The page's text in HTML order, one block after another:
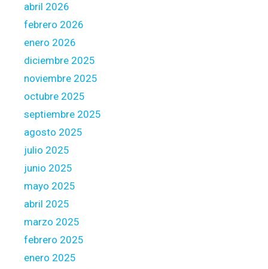
w
s
u
i
l
d
s
a
g
e
f
p
r
abril 2026
febrero 2026
enero 2026
diciembre 2025
noviembre 2025
octubre 2025
septiembre 2025
agosto 2025
julio 2025
junio 2025
mayo 2025
abril 2025
marzo 2025
febrero 2025
enero 2025